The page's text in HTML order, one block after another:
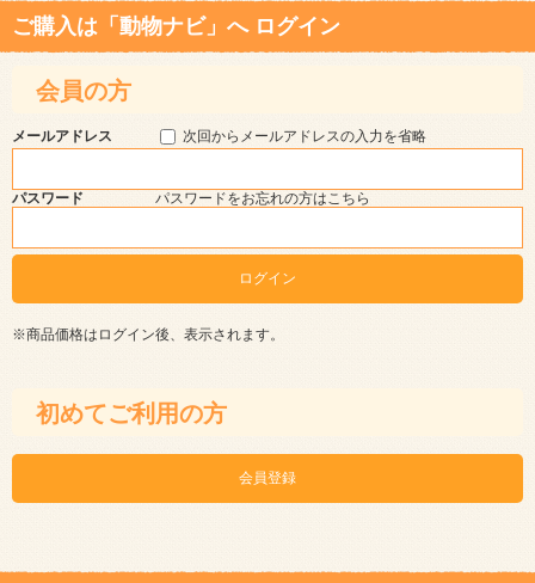
ご購入は「動物ナビ」へ ログイン
会員の方
メールアドレス 次回からメールアドレスの入力を省略
パスワード パスワードをお忘れの方はこちら
※商品価格はログイン後、表示されます。
初めてご利用の方